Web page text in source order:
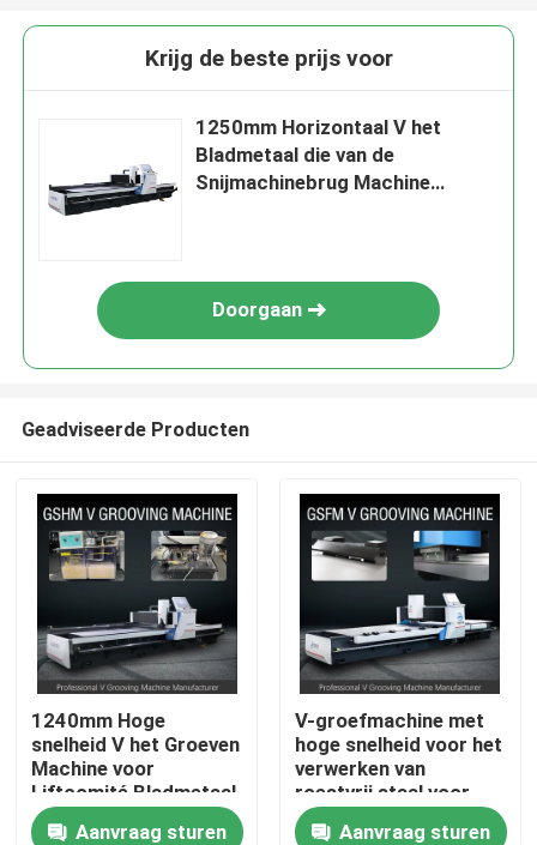
Thuis
Krijg de beste prijs voor
1250mm Horizontaal V het
Bladmetaal die van de
Snijmachinebrug Machine
Doorgaan
Geadviseerde Producten
1240mm Hoge
snelheid V het Groeven
Machine voor
Liftcomité Bladmetaal
die Machine groeven
Aanvraag sturen
V-groefmachine met
hoge snelheid voor het
verwerken van
roestvrij staal voor
huisversiering
Aanvraag sturen